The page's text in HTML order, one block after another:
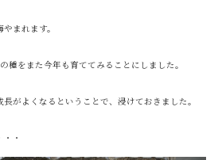
まれます。
種をまた今年も育ててみることにしました。
がよくなるということで、浸けておきました。
・